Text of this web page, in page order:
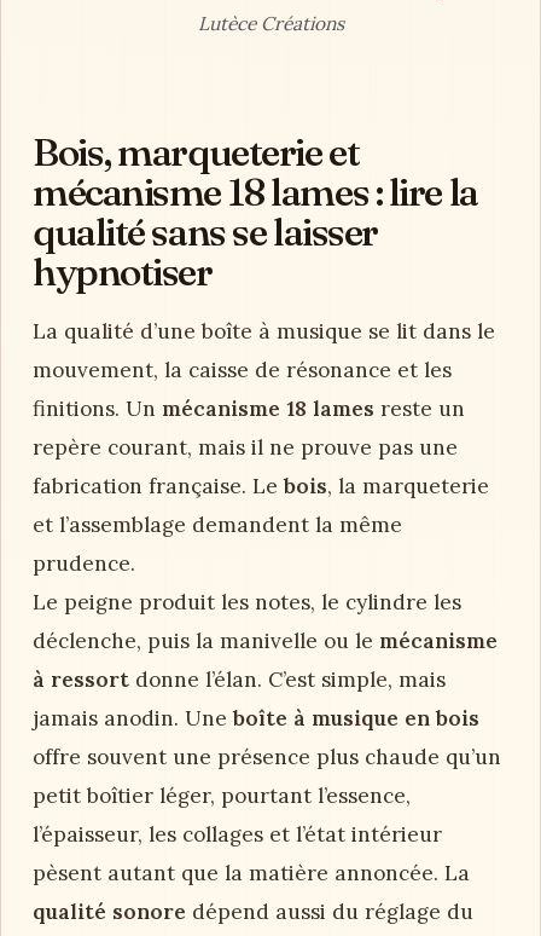
Lutèce Créations
Bois, marqueterie et
mécanisme 18 lames : lire la
qualité sans se laisser
hypnotiser
La qualité d’une boîte à musique se lit dans le
mouvement, la caisse de résonance et les
finitions. Un mécanisme 18 lames reste un
repère courant, mais il ne prouve pas une
fabrication française. Lebois, la marqueterie
et l’assemblage demandent la même
prudence.
Le peigne produit les notes, le cylindre les
déclenche, puis la manivelle ou le mécanisme
à ressort donne l’élan. C’est simple, mais
jamais anodin. Uneboîte à musique en bois
offre souvent une présence plus chaude qu’un
petit boîtier léger, pourtant l’essence,
l’épaisseur, les collages et l’état intérieur
pèsent autant que la matière annoncée. La
qualité sonore dépend aussi du réglage du